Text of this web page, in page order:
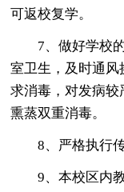
可返校复学。
7、做好学校
室卫生，及时通
求消毒，对发病
熏蒸双重消毒。
8、严格执行
9、本校区内